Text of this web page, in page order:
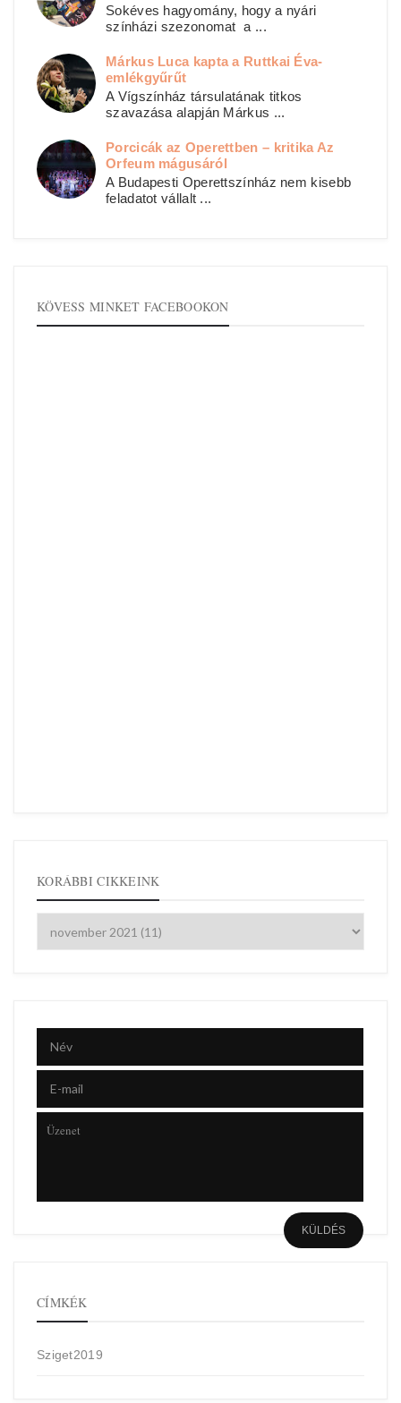
Sokéves hagyomány, hogy a nyári
színházi szezonomat a ...
Márkus Luca kapta a Ruttkai Éva-
emlékgyűrűt
A Vígszínház társulatának titkos
szavazása alapján Márkus ...
Porcicák az Operettben – kritika Az
Orfeum mágusáról
A Budapesti Operettszínház nem kisebb
feladatot vállalt ...
KÖVESS MINKET FACEBOOKON
KORÁBBI CIKKEINK
CÍMKÉK
Sziget2019